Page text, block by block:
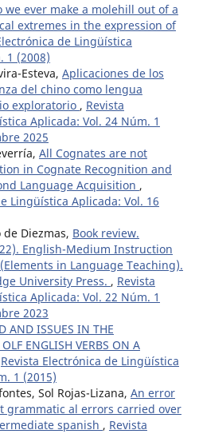
we ever make a molehill out of a
extremes in the expression of
de Lingüística
1 (2008)
Esteva, Aplicaciones de los
del chino como lengua
exploratorio , Revista
Aplicada: Vol. 24 Núm. 1
2025
All Cognates are not
in Cognate Recognition and
Language Acquisition ,
Lingüística Aplicada: Vol. 16
Diezmas, Book review.
English-Medium Instruction
in Language Teaching).
University Press. , Revista
Aplicada: Vol. 22 Núm. 1
2023
AND ISSUES IN THE
ENGLISH VERBS ON A
Revista Electrónica de Lingüística
1 (2015)
Sol Rojas-Lizana, An error
grammatic al errors carried over
spanish , Revista